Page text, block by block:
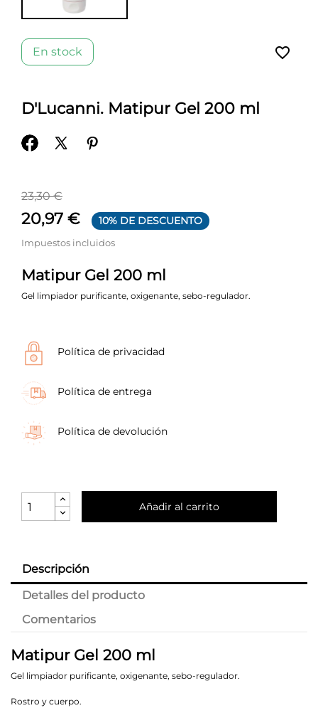
En stock favorite_border
D'Lucanni. Matipur Gel 200 ml
23,30 €
20,97 € 10% DE DESCUENTO
Impuestos incluidos
Matipur Gel 200 ml
Gel limpiador purificante, oxigenante, sebo-regulador.
Política de privacidad
Política de entrega
Política de devolución
Añadir al carrito
Descripción
Detalles del producto
Comentarios
Matipur Gel 200 ml
Gel limpiador purificante, oxigenante, sebo-regulador.
Rostro y cuerpo.